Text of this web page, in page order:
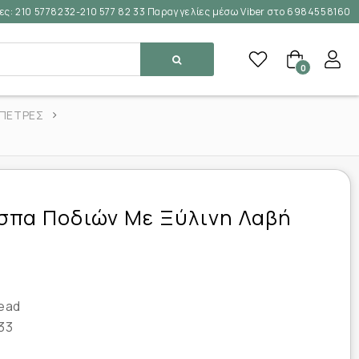
210 5778232-210 577 82 33 Παραγγελίες μέσω Viber στο 6984558160
0
Ποδιών Με Ξύλινη Λαβή